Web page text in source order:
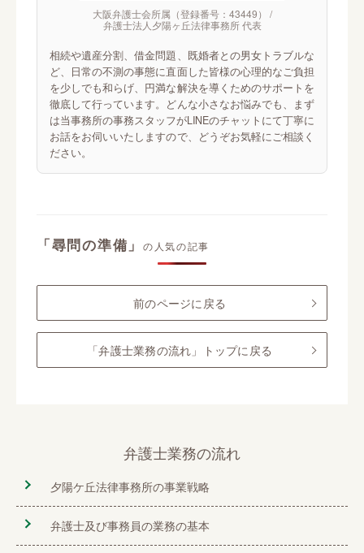
大阪弁護士会所属（登録番号：43449） /
弁護士法人夕陽ヶ丘法律事務所 代表
相続や遺産分割、借金問題、既婚者との男女トラブルな
ど、日常の不測の事態に直面した皆様の心理的なご負担
を少しでも和らげ、円満な解決を導くためのサポートを
徹底して行っています。どんな小さなお悩みでも、まず
は当事務所の事務スタッフがLINEのチャットにて丁寧に
お話をお伺いいたしますので、どうぞお気軽にご相談く
ださい。
「尋問の準備」 の人気の記事
前のページに戻る
「弁護士業務の流れ」トップに戻る
弁護士業務の流れ
夕陽ケ丘法律事務所の事業戦略
弁護士及び事務員の業務の基本